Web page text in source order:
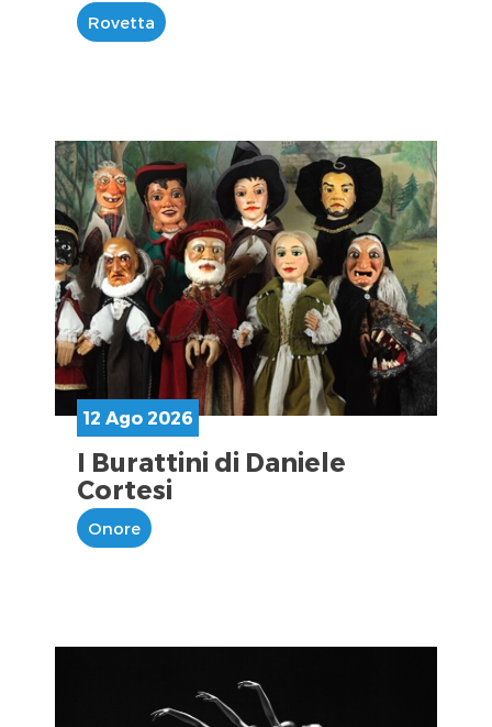
Rovetta
12 Ago 2026
I Burattini di Daniele
Cortesi
Onore